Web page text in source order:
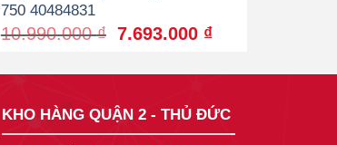
750 40484831
10.990.000₫ Original
7.693.000 ₫Current
KHO HÀNG QUẬN 2 - THỦ ĐỨC